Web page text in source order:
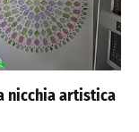
nicchia artistica